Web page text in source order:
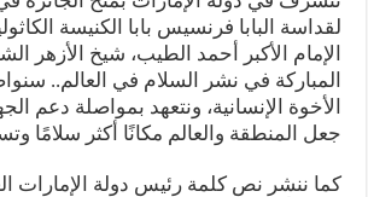
لقداسة البابا فرنسيس بابا الكنيسة
الإمام الأكبر أحمد الطيب، شيخ الأزهر
المباركة في نشر السلام في العالم..
الأخوة الإنسانية، ونتعهد بمواصلة دعم
جعل المنطقة والعالم مكانًا أكثر سلامًا
كما ننشر نص كلمة رئيس دولة الإمارات